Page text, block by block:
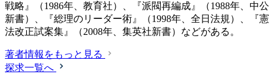
戦略』（1986年、教育社）、『派閥再編成』（1988年、中公
新書）、『総理のリーダー術』（1998年、全日法規）、『憲
法改正試案集』（2008年、集英社新書）などがある。
著者情報をもっと見る
探求一覧へ